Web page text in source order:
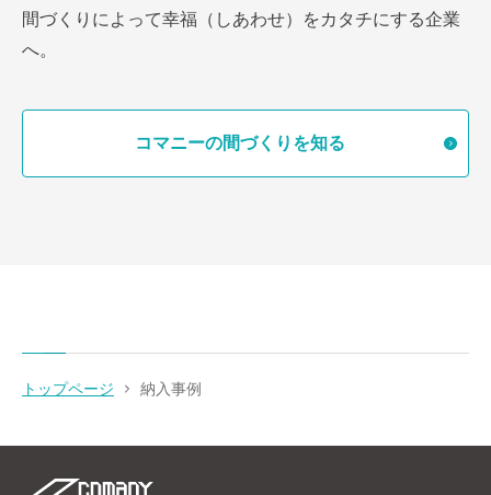
間づくりによって幸福（しあわせ）をカタチにする企業
へ。
コマニーの間づくりを知る
トップページ 納入事例